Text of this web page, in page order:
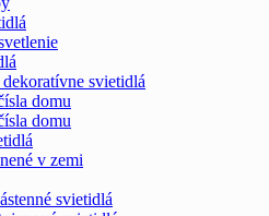
svietidlá
domu
domu
v zemi
svietidlá